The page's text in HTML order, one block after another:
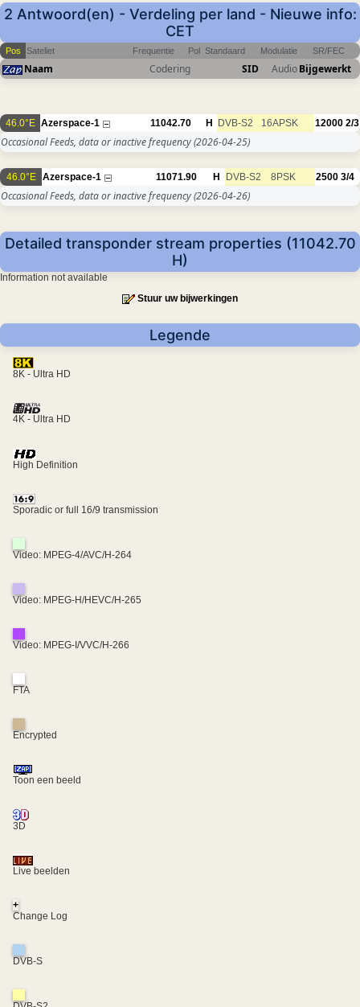
2 Antwoord(en) - Verdeling per land - Nieuwe info:
CET
Pos Sateliet Frequentie Pol Standaard Modulatie SR/FEC
Naam Codering SID AudioBijgewerkt
46.0°E Azerspace-1 11042.70 H DVB-S2 16APSK 12000 2/3
Occasional Feeds, data or inactive frequency(2026-04-25)
46.0°E Azerspace-1 11071.90 H DVB-S2 8PSK 2500 3/4
Occasional Feeds, data or inactive frequency(2026-04-26)
Detailed transponder stream properties (11042.70
H)
Information not available
Stuur uw bijwerkingen
Legende
8K - Ultra HD
4K - Ultra HD
High Definition
Sporadic or full 16/9 transmission
Video: MPEG-4/AVC/H-264
Video: MPEG-H/HEVC/H-265
Video: MPEG-I/VVC/H-266
FTA
Encrypted
Toon een beeld
3D
Live beelden
+
Change Log
DVB-S